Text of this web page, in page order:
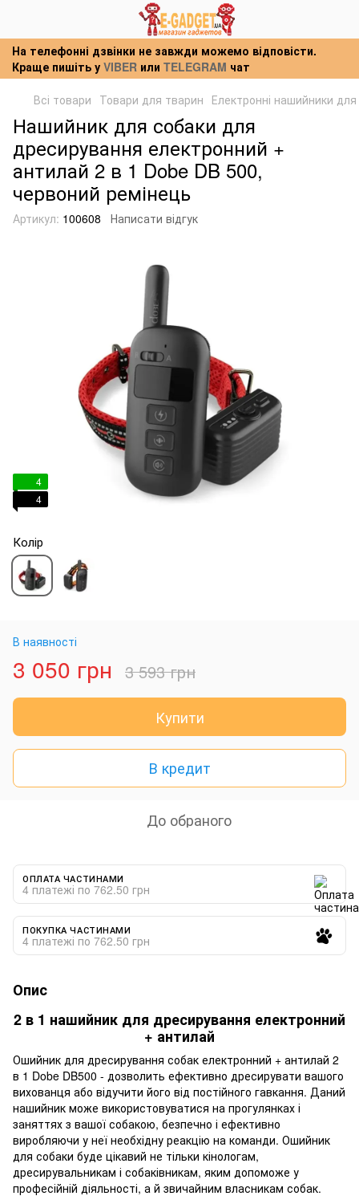
На телефонні дзвінки не завжди можемо відповісти.
Краще пишіть у VIBER или TELEGRAM чат
Всі товари Товари для тварин Електронні нашийники
Нашийник для собаки для
дресирування електронний +
антилай 2 в 1 Dobe DB 500,
червоний ремінець
Артикул: 100608 Написати відгук
4
4
Колір
В наявності
3 050 грн 3 593 грн
Купити
В кредит
До обраного
ОПЛАТА ЧАСТИНАМИ
4 платежі по 762.50 грн
ПОКУПКА ЧАСТИНАМИ
4 платежі по 762.50 грн
Опис
2 в 1 нашийник для дресирування електронний
+ антилай
Ошийник для дресирування собак електронний + антилай 2
в 1 Dobe DB500 - дозволить ефективно дресирувати вашого
вихованця або відучити його від постійного гавкання. Даний
нашийник може використовуватися на прогулянках і
заняттях з вашої собакою, безпечно і ефективно
виробляючи у неї необхідну реакцію на команди. Ошийник
для собаки буде цікавий не тільки кінологам,
дресирувальникам і собаківникам, яким допоможе у
професійній діяльності, а й звичайним власникам собак.